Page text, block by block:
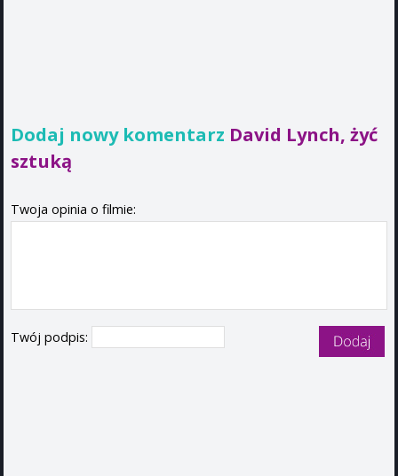
Dodaj nowy komentarz David Lynch, żyć
sztuką
Twoja opinia o filmie:
Twój podpis: